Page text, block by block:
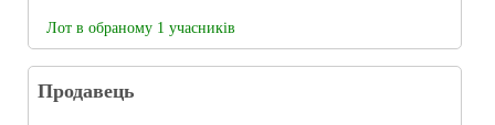
Лот в обраному 1 учасників
Продавець